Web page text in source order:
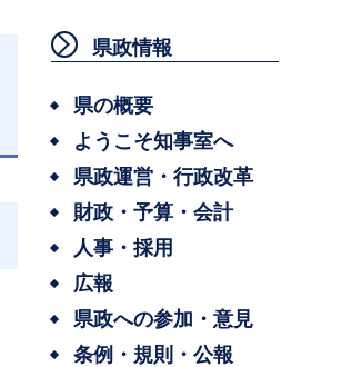
県政情報
県の概要
ようこそ知事室へ
県政運営・行政改革
財政・予算・会計
人事・採用
広報
県政への参加・意見
条例・規則・公報